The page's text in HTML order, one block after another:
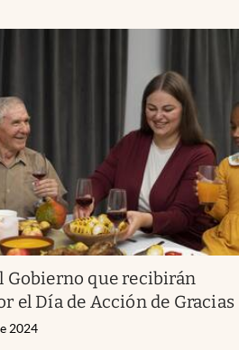
Gobierno que recibirán
el Día de Acción de Gracias
2024